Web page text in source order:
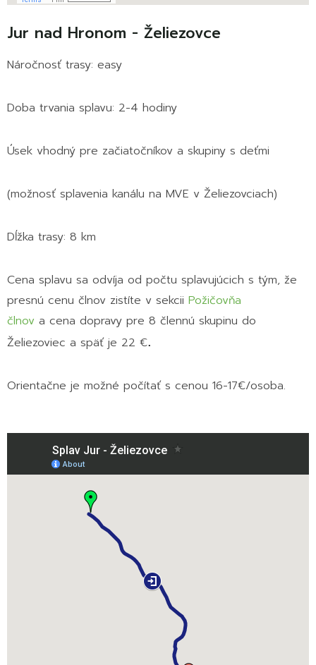
Jur nad Hronom - Želiezovce
Náročnosť trasy: easy
Doba trvania splavu: 2-4 hodiny
Úsek vhodný pre začiatočníkov a skupiny s deťmi
(možnosť splavenia kanálu na MVE v Želiezovciach)
Dĺžka trasy: 8 km
Cena splavu sa odvíja od počtu splavujúcich s tým, že
presnú cenu člnov zistíte v sekcii Požičovňa
člnov a cena dopravy pre 8 člennú skupinu do
Želiezoviec a späť je 22 €.
Orientačne je možné počítať s cenou 16-17€/osoba.